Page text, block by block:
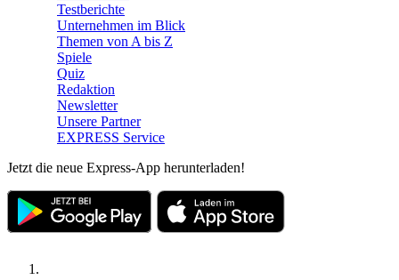
Testberichte
Unternehmen im Blick
Themen von A bis Z
Spiele
Quiz
Redaktion
Newsletter
Unsere Partner
EXPRESS Service
Jetzt die neue Express-App herunterladen!